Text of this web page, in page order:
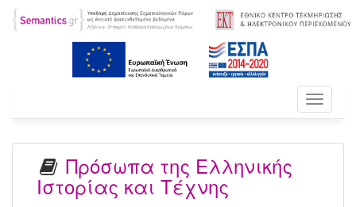
Toggle
Πρόσωπα της Ελληνικής
Ιστορίας και Τέχνης